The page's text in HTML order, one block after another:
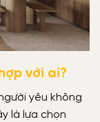
với ai?
yêu không
là lựa chọn